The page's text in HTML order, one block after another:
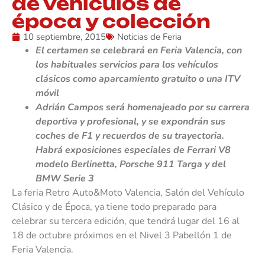
época y colección
10 septiembre, 2015 Noticias de Feria
El certamen se celebrará en Feria Valencia, con
los habituales servicios para los vehículos
clásicos como aparcamiento gratuito o una ITV
móvil
Adrián Campos será homenajeado por su carrera
deportiva y profesional, y se expondrán sus
coches de F1 y recuerdos de su trayectoria.
Habrá exposiciones especiales de Ferrari V8
modelo Berlinetta, Porsche 911 Targa y del
BMW Serie 3
La feria Retro Auto&Moto Valencia, Salón del Vehículo
Clásico y de Época, ya tiene todo preparado para
celebrar su tercera edición, que tendrá lugar del 16 al
18 de octubre próximos en el Nivel 3 Pabellón 1 de
Feria Valencia.